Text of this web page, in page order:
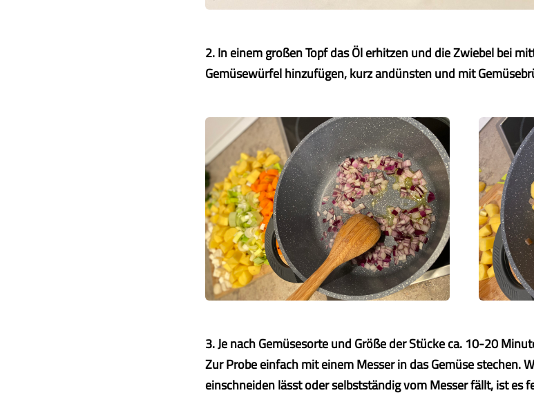
2. In einem großen Topf das Öl erhitzen und die Zwiebel bei
Gemüsewürfel hinzufügen, kurz andünsten und mit
3. Je nach Gemüsesorte und Größe der Stücke ca. 10-20
Zur Probe einfach mit einem Messer in das Gemüse stechen.
einschneiden lässt oder selbstständig vom Messer fällt, ist es